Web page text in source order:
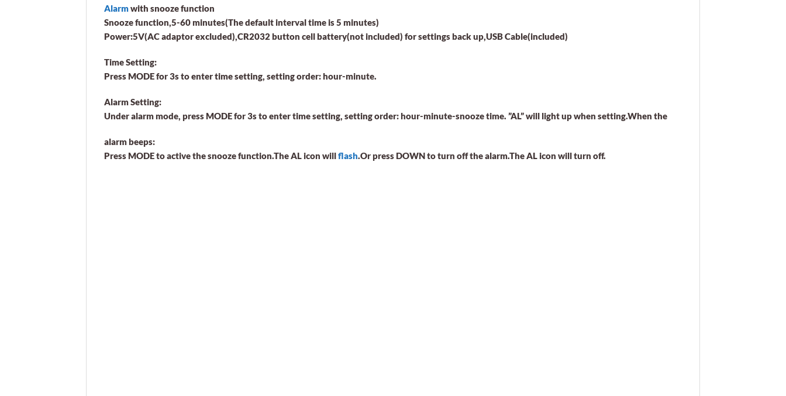
Alarmwith snooze function
Snooze function,5-60 minutes(The default interval time is 5 minutes)
Power:5V(AC adaptor excluded),CR2032 button cell battery(not included) for settings back up,USB Cable(included)
Time Setting:
Press MODE for 3s to enter time setting, setting order: hour-minute.
Alarm Setting:
Under alarm mode, press MODE for 3s to enter time setting, setting order: hour-minute-snooze time. ”AL” will light up when setting.When the
alarm beeps:
Press MODE to active the snooze function.The AL icon willflash.Or press DOWN to turn off the alarm.The AL icon will turn off.